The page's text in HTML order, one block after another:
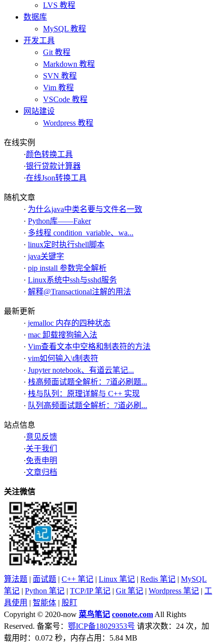
LVS 教程
数据库
MySQL 教程
开发工具
Git 教程
Markdown 教程
SVN 教程
Vim 教程
VSCode 教程
网站建设
Wordpress 教程
在线实例
·颜色转换工具
·银行贷款计算器
·在线Json转换工具
随机文章
· 为什么java中类名要与文件名一致
· Python库——Faker
· 多线程 condition_variable、wa...
· linux定时执行shell脚本
· java关键字
· pip install 参数完全解析
· Linux系统中ssh与sshd服务
· 解释@Transactional注解的用法
最新更新
· jemalloc 内存的四种状态
· mac 卸载搜狗输入法
· Vim查看文本中空格和制表符的方法
· vim如何输入\t制表符
· Jupyter notebook、有道云笔记...
· 栈高频面试题全解析：7道必刷题...
· 栈与队列：原理详解与 C++ 实现
· 队列高频面试题全解析：7道必刷...
站点信息
·意见反馈
·关于我们
·免责申明
·文章归档
关注微信
算法题 | 面试题 | C++ 笔记 | Linux 笔记 | Redis 笔记 | MySQL
笔记 | Python 笔记 | TCP/IP 笔记 | Git 笔记 | Wordpress 笔记 | 工
具使用 | 智能体 | 股盯
Copyright © 2020-now 菜鸟笔记 coonote.com All Rights
Reserved. 备案号： 鄂ICP备18029353号 请求次数：24 次，加
载用时：0.072 秒，内存占用：5.84 MB